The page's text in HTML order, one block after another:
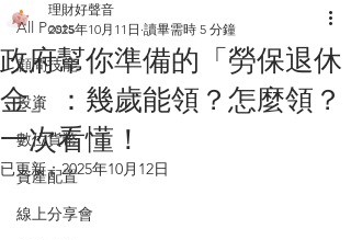
All Posts
顧問技能
投資
數位貨幣
資產配置
線上分享會
政府幫你準備的「勞保退休
金」：幾歲能領？怎麼領？
一次看懂！
理財好聲音
2025年10月11日 讀畢需時 5 分鐘
已更新：2025年10月12日